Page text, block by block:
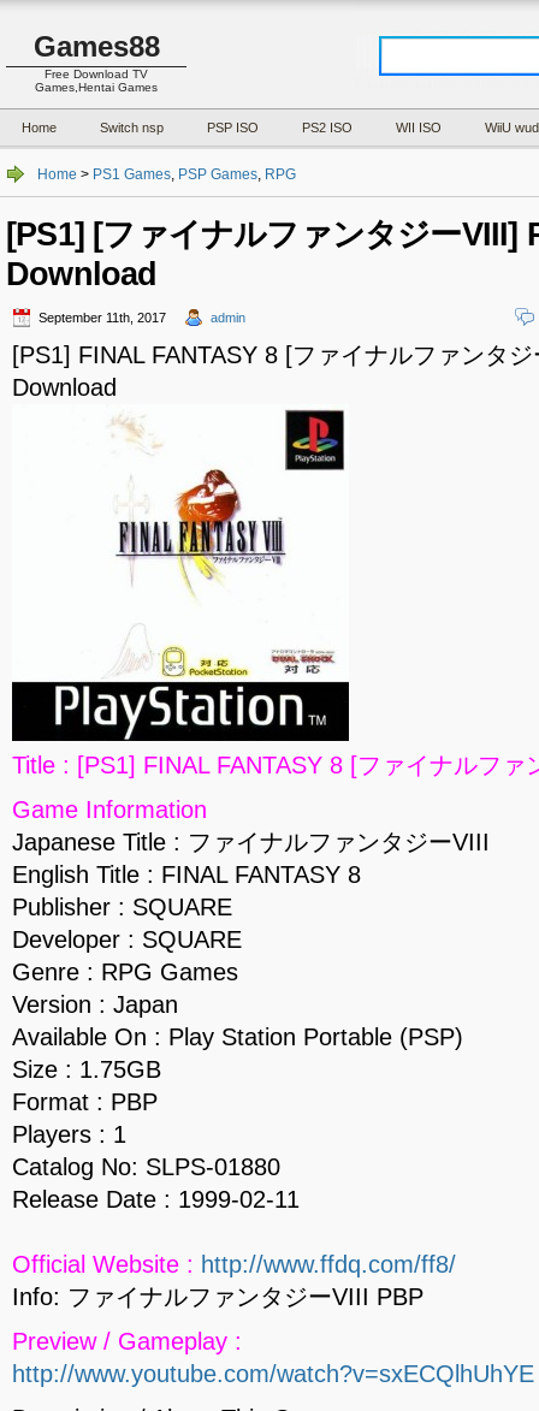
Games88
Free Download TV
Games,Hentai Games
Home Switch nsp PSP ISO PS2 ISO WII ISO WiiU wud
Home > PS1 Games, PSP Games, RPG
[PS1] [ファイナルファンタジーVIII]
Download
September 11th, 2017 admin
[PS1] FINAL FANTASY 8 [ファイナルファンタ
Download
Title : [PS1] FINAL FANTASY 8 [ファイナルフ
Game Information
Japanese Title : ファイナルファンタジーVIII
English Title : FINAL FANTASY 8
Publisher : SQUARE
Developer : SQUARE
Genre : RPG Games
Version : Japan
Available On : Play Station Portable (PSP)
Size : 1.75GB
Format : PBP
Players : 1
Catalog No: SLPS-01880
Release Date : 1999-02-11
Official Website : http://www.ffdq.com/ff8/
Info: ファイナルファンタジーVIII PBP
Preview / Gameplay :
http://www.youtube.com/watch?v=sxECQlhUhYE